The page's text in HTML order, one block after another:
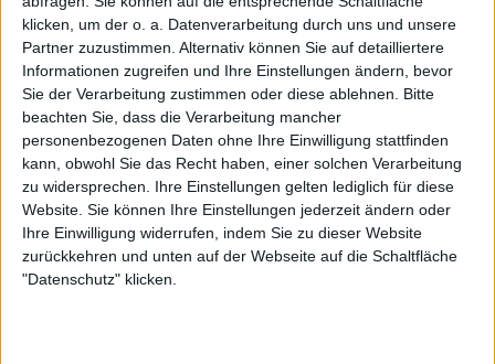
klicken, um der o. a. Datenverarbeitung durch uns und unsere
Partner zuzustimmen. Alternativ können Sie auf detailliertere
Informationen zugreifen und Ihre Einstellungen ändern, bevor
Sie der Verarbeitung zustimmen oder diese ablehnen.
Bitte
beachten Sie, dass die Verarbeitung mancher
personenbezogenen Daten ohne Ihre Einwilligung stattfinden
kann, obwohl Sie das Recht haben, einer solchen Verarbeitung
zu widersprechen. Ihre Einstellungen gelten lediglich für diese
Website. Sie können Ihre Einstellungen jederzeit ändern oder
Ihre Einwilligung widerrufen, indem Sie zu dieser Website
zurückkehren und unten auf der Webseite auf die Schaltfläche
"Datenschutz" klicken.
Punkten
Nach Genres filtern►︎
Alben von Surgical Strike